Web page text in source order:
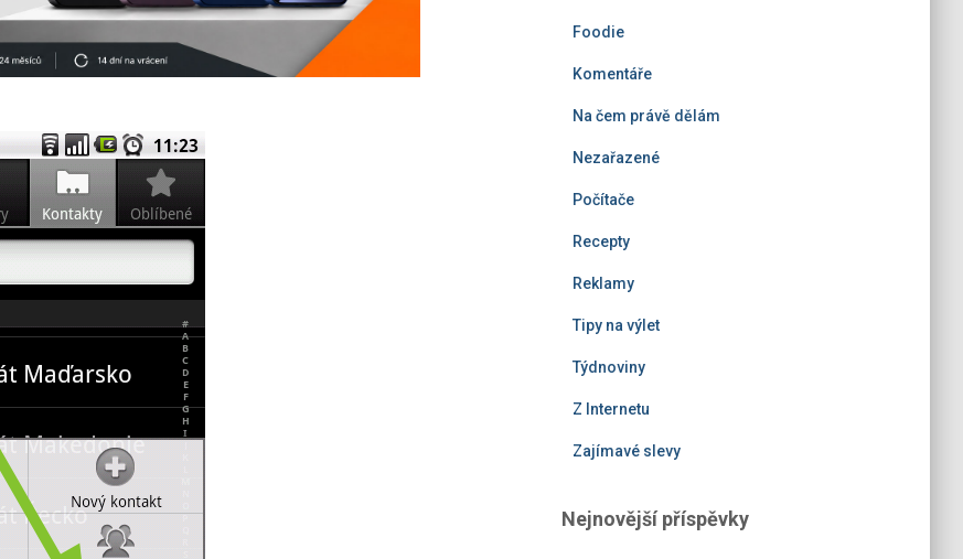
Foodie
Komentáře
Na čem právě dělám
Nezařazené
Počítače
Recepty
Reklamy
Tipy na výlet
Týdnoviny
Z Internetu
Zajímavé slevy
Nejnovější příspěvky